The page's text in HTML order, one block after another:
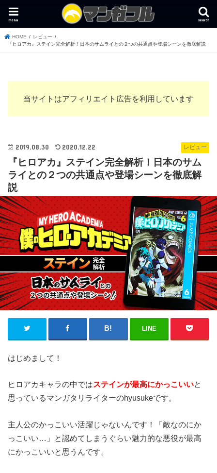
search
menu
HOME
レビュー
『ヒロアカ』ステイン完全解析！日本のサムライとの２つの共通点や登場シーンを徹底解説
当サイトはアフィリエイト広告を利用しています
レビュー
2019.08.30 2020.12.22
『ヒロアカ』ステイン完全解析！日本のサム
ライとの２つの共通点や登場シーンを徹底解
説
LINE
はじめまして！
ヒロアカキャラの中ではステインが最高にかっこいいと
思っているマンガタリライターのhyusukeです。
主人公のかっこいい活躍じゃないんです！「敵なのにか
っこいい…」と認めてしまうぐらい魅力的な悪役が最高
にかっこいいと思うんです。